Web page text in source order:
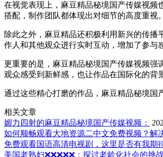
在视觉表现上，麻豆精品秘境国产传媒视频
搭配，制作团队都体现出对细节的高度重视
除此之外，麻豆精品还积极利用新兴的传
作人和其他观众进行实时互动，增加了参与
更重要的是，麻豆精品秘境国产传媒视频强
观众感受到新鲜感，也让作品在国际化的背
通过这些精心打磨的作品，麻豆精品秘境国
相关文章
媚力四射的麻豆精品秘境国产传媒视频：
如何顺畅观看大地资源二中文免费视频？解
免费观看国语高清电视剧，这里是否有我期
美国老熟妇❌❌❌❌❌：探讨老龄化社会的挑